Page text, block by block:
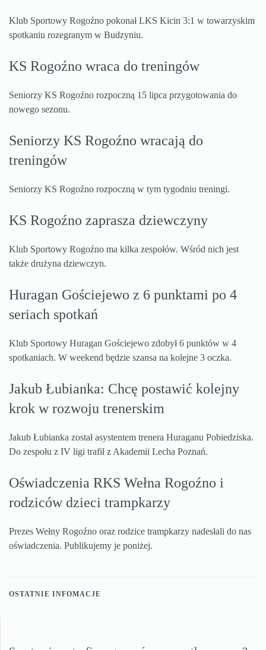
Klub Sportowy Rogoźno pokonał LKS Kicin 3:1 w towarzyskim
spotkaniu rozegranym w Budzyniu.
KS Rogoźno wraca do treningów
Seniorzy KS Rogoźno rozpoczną 15 lipca przygotowania do
nowego sezonu.
Seniorzy KS Rogoźno wracają do
treningów
Seniorzy KS Rogoźno rozpoczną w tym tygodniu treningi.
KS Rogoźno zaprasza dziewczyny
Klub Sportowy Rogoźno ma kilka zespołów. Wśród nich jest
także drużyna dziewczyn.
Huragan Gościejewo z 6 punktami po 4
seriach spotkań
Klub Sportowy Huragan Gościejewo zdobył 6 punktów w 4
spotkaniach. W weekend będzie szansa na kolejne 3 oczka.
Jakub Łubianka: Chcę postawić kolejny
krok w rozwoju trenerskim
Jakub Łubianka został asystentem trenera Huraganu Pobiedziska.
Do zespołu z IV ligi trafił z Akademii Lecha Poznań.
Oświadczenia RKS Wełna Rogoźno i
rodziców dzieci trampkarzy
Prezes Wełny Rogoźno oraz rodzice trampkarzy nadesłali do nas
oświadczenia. Publikujemy je poniżej.
OSTATNIE INFOMACJE